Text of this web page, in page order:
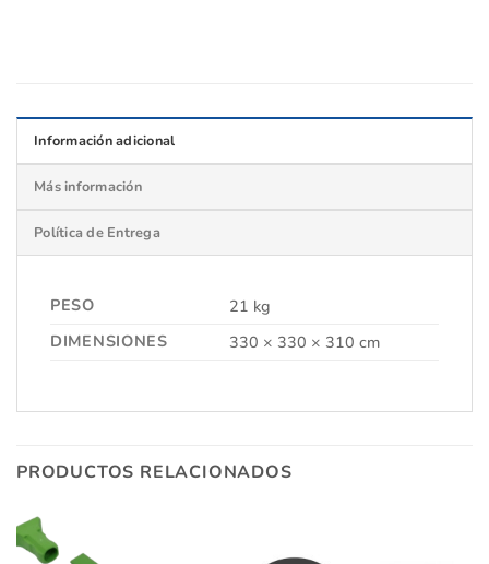
Información adicional
Más información
Política de Entrega
PESO
21 kg
DIMENSIONES
330 × 330 × 310 cm
PRODUCTOS RELACIONADOS